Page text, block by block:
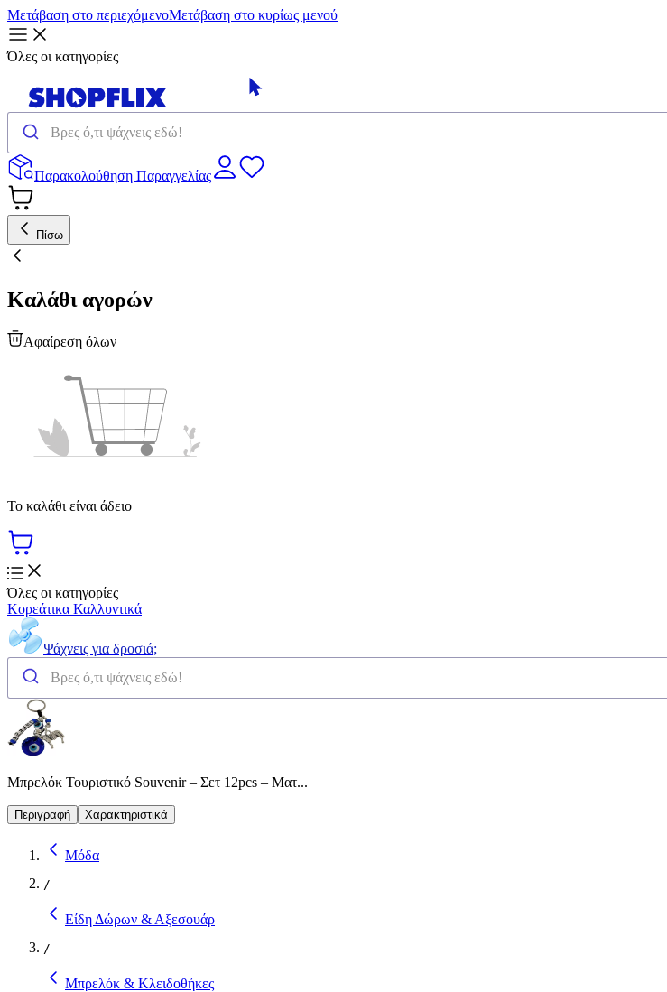
Μετάβαση στο περιεχόμενοΜετάβαση στο κυρίως μενού
Όλες οι κατηγορίες
Παρακολούθηση Παραγγελίας
Πίσω
Καλάθι αγορών
Αφαίρεση όλων
Το καλάθι είναι άδειο
Όλες οι κατηγορίες
Κορεάτικα Καλλυντικά
Ψάχνεις για δροσιά;
Μπρελόκ Τουριστικό Souvenir – Σετ 12pcs – Ματ...
Περιγραφή Χαρακτηριστικά
Μόδα
/
Είδη Δώρων & Αξεσουάρ
/
Μπρελόκ & Κλειδοθήκες